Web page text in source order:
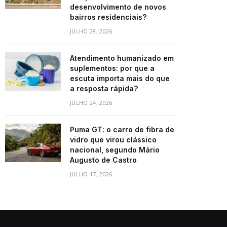
desenvolvimento de novos
bairros residenciais?
JULHO 28, 2026
Atendimento humanizado em
suplementos: por que a
escuta importa mais do que
a resposta rápida?
JULHO 24, 2026
Puma GT: o carro de fibra de
vidro que virou clássico
nacional, segundo Mário
Augusto de Castro
JULHO 17, 2026